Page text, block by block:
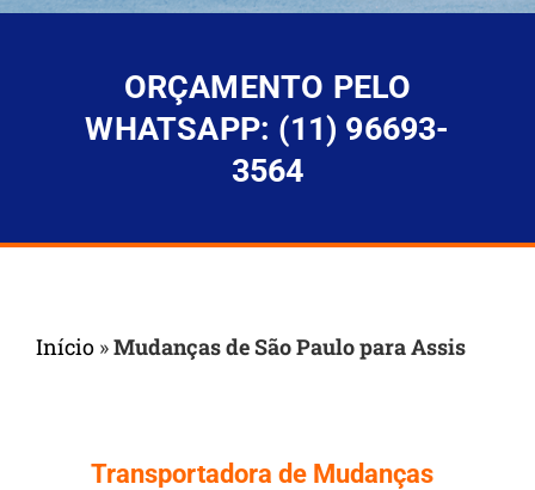
ORÇAMENTO PELO
WHATSAPP: (11) 96693-
3564
Início »Mudanças de São Paulo para Assis
Transportadora de Mudanças